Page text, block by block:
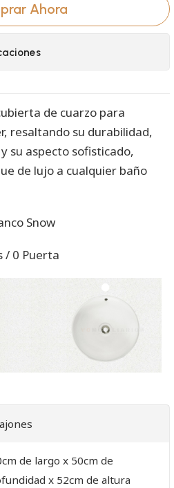
Ahora
de cuarzo para
resaltando su durabilidad,
su aspecto sofisticado,
de lujo a cualquier baño
Snow
/ 0 Puerta
de largo x 50cm de
x 52cm de altura